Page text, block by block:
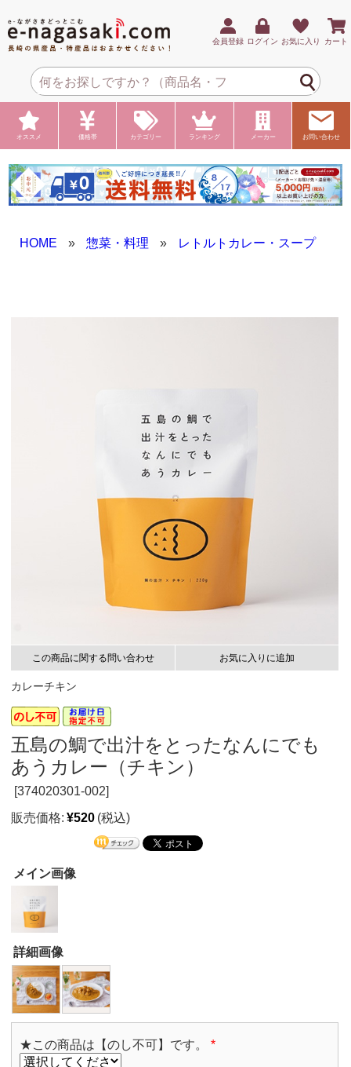
会員登録 ログイン お気に入り カート
オススメ 価格帯 カテゴリー ランキング メーカー お問い合わせ
HOME » 惣菜・料理 » レトルトカレー・スープ
この商品に関する問い合わせ お気に入りに追加
カレーチキン
五島の鯛で出汁をとったなんにでも
あうカレー（チキン）
[374020301-002]
販売価格: ¥520 (税込)
メイン画像
詳細画像
★この商品は【のし不可】です。 *